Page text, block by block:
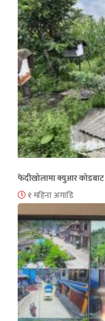
फेदीखोलामा क्युआर कोडबाट
१ महिना अगाडि